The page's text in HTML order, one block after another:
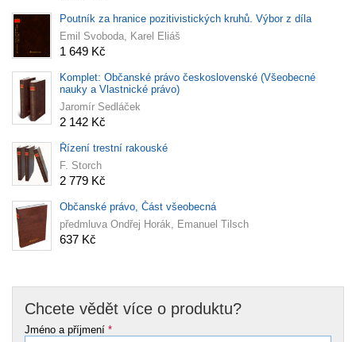
Poutník za hranice pozitivistických kruhů. Výbor z díla
Emil Svoboda, Karel Eliáš
1 649 Kč
Komplet: Občanské právo československé (Všeobecné
nauky a Vlastnické právo)
Jaromír Sedláček
2 142 Kč
Řízení trestní rakouské
F. Storch
2 779 Kč
Občanské právo, Část všeobecná
předmluva Ondřej Horák, Emanuel Tilsch
637 Kč
Chcete vědět více o produktu?
Jméno a příjmení *